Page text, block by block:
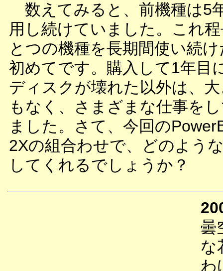
数えてみると、前機種は5
用し続けていました。これ
とつの機種を長期間使い続
初めてです。購入して1年目
ディスクが壊れた以外は、
もなく、さまざまな仕事を
ました。さて、今回の
2Xの組合わせで、どのよう
してくれるでしょうか？
曇
な
わ